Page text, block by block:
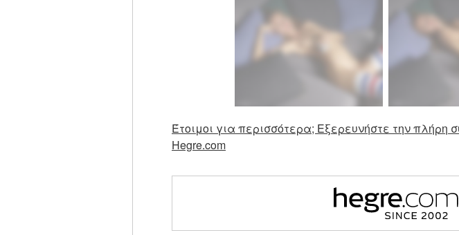
Έτοιμοι για περισσότερα; Εξερευνήστε την πλήρη
Hegre.com